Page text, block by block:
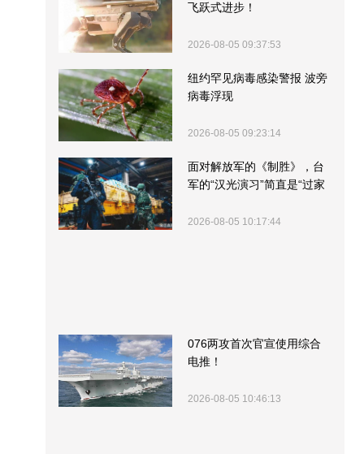
飞跃式进步！
2026-08-05 09:37:53
纽约罕见病毒感染警报 波旁
病毒浮现
2026-08-05 09:23:14
面对解放军的《制胜》，台
军的“汉光演习”简直是“过家
2026-08-05 10:17:44
076两攻首次官宣使用综合
电推！
2026-08-05 10:46:13